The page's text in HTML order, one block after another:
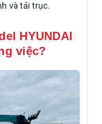
và tải trục.
HYUNDAI
việc?